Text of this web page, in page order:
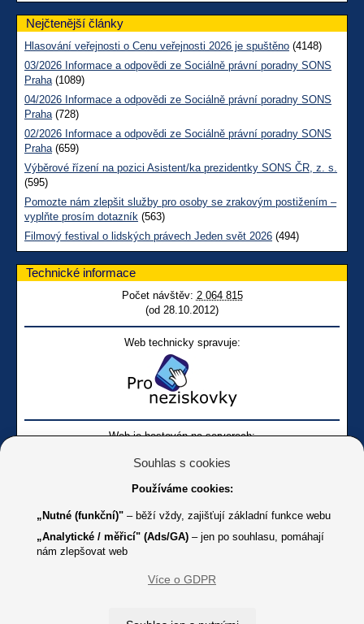
Nejčtenější články
Hlasování veřejnosti o Cenu veřejnosti 2026 je spuštěno (4148)
03/2026 Informace a odpovědi ze Sociálně právní poradny SONS
Praha(1089)
04/2026 Informace a odpovědi ze Sociálně právní poradny SONS
Praha(728)
02/2026 Informace a odpovědi ze Sociálně právní poradny SONS
Praha(659)
Výběrové řízení na pozici Asistent/ka prezidentky SONS ČR, z. s.
(595)
Pomozte nám zlepšit služby pro osoby se zrakovým postižením –
vyplňte prosím dotazník (563)
Filmový festival o lidských právech Jeden svět 2026 (494)
Technické informace
Počet návštěv: 2 064 815
(od 28.10.2012)
Web technicky spravuje:
Web je hostován na serverech:
Online
Youtube SONS
K jakémukoliv užití textů a obrázků uvedených na tomto serveru je
Souhlas s cookies
Používáme cookies:
„Nutné (funkční)" – běží vždy, zajišťují základní funkce webu
„Analytické / měřicí" (Ads/GA) – jen po souhlasu, pomáhají
nám zlepšovat web
Více o GDPR